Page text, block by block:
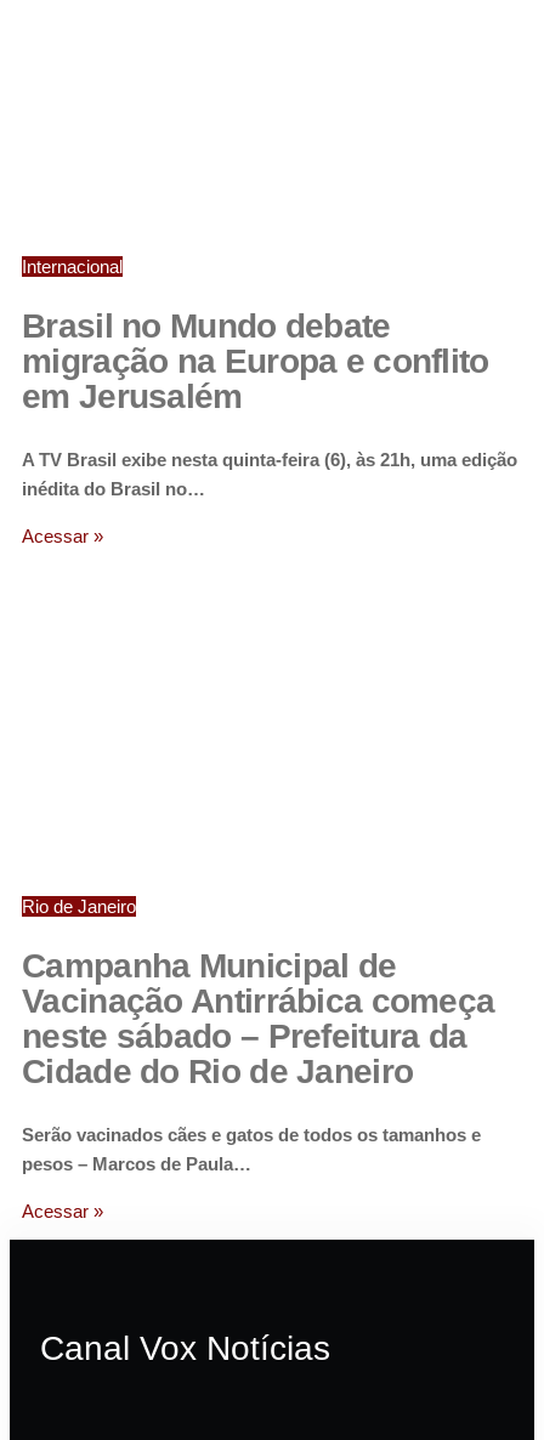
Internacional
Brasil no Mundo debate
migração na Europa e conflito
em Jerusalém
A TV Brasil exibe nesta quinta-feira (6), às 21h, uma edição
inédita do Brasil no…
Acessar »
Rio de Janeiro
Campanha Municipal de
Vacinação Antirrábica começa
neste sábado – Prefeitura da
Cidade do Rio de Janeiro
Serão vacinados cães e gatos de todos os tamanhos e
pesos – Marcos de Paula…
Acessar »
Canal Vox Notícias